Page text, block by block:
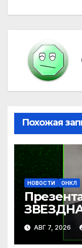
Похожая
НОВОСТИ ОНКЛ
летию
АВГ 7, 2026